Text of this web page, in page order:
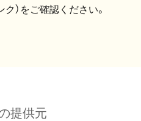
ク）をご確認ください。
提供元